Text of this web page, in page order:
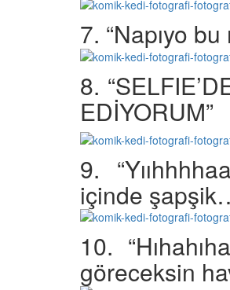
7. “Napıyo
8.
EDİYORUM”
9.
içinde
10.
göreceksin